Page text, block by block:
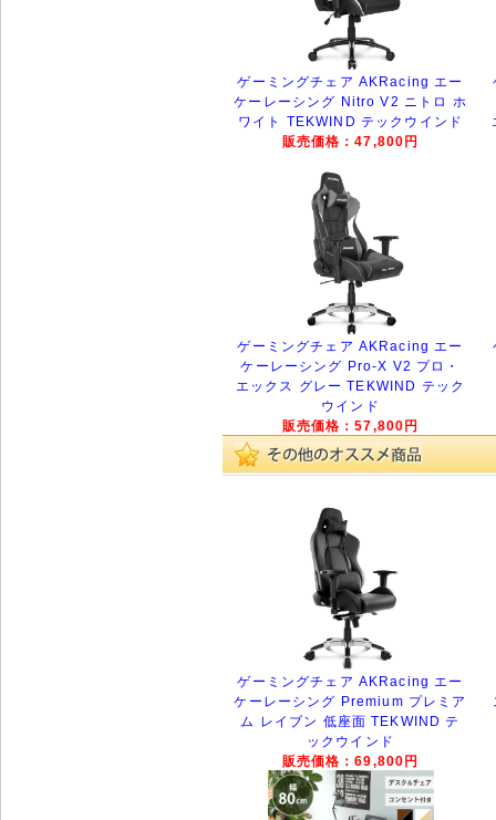
ゲーミングチェア AKRacing エー
ケーレーシング Nitro V2 ニトロ ホ
ワイト TEKWIND テックウインド
販売価格：47,800円
ゲーミングチェア AKRacing エー
ケーレーシング Pro-X V2 プロ・
エックス グレー TEKWIND テック
ウインド
販売価格：57,800円
ゲーミングチェア AKRacing エー
ケーレーシング Premium プレミア
ム レイブン 低座面 TEKWIND テ
ックウインド
販売価格：69,800円